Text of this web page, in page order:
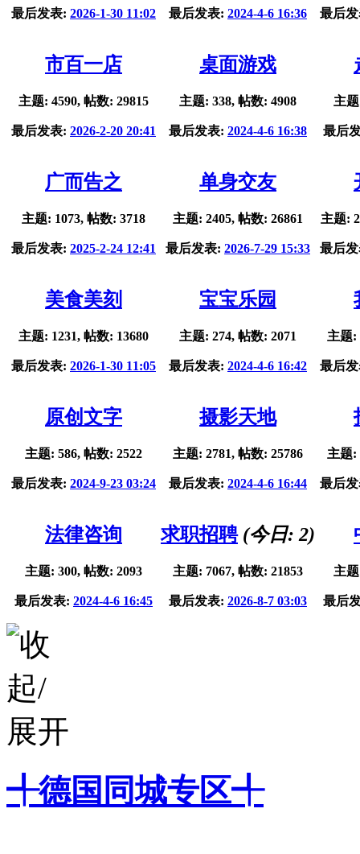
最后发表: 2026-1-30 11:02 最后发表: 2024-4-6 16:36 最后
市百一店
主题: 4590, 帖数: 29815
最后发表: 2026-2-20 20:41
桌面游戏
主题: 338, 帖数: 4908
最后发表: 2024-4-6 16:38
主
最后
广而告之
主题: 1073, 帖数: 3718
最后发表: 2025-2-24 12:41
单身交友
主题: 2405, 帖数: 26861
最后发表: 2026-7-29 15:33
主题:
最后
美食美刻
主题: 1231, 帖数: 13680
最后发表: 2026-1-30 11:05
宝宝乐园
主题: 274, 帖数: 2071
最后发表: 2024-4-6 16:42
主题:
最后
原创文字
主题: 586, 帖数: 2522
最后发表: 2024-9-23 03:24
摄影天地
主题: 2781, 帖数: 25786
最后发表: 2024-4-6 16:44
主题:
最后
法律咨询
主题: 300, 帖数: 2093
最后发表: 2024-4-6 16:45
求职招聘(今日: 2)
主题: 7067, 帖数: 21853
最后发表: 2026-8-7 03:03
主
最后
╃德国同城专区╃